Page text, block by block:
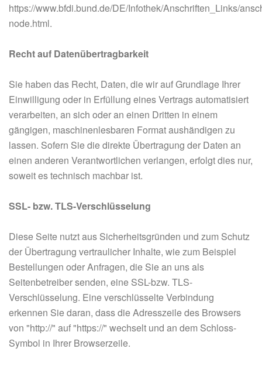
https://www.bfdi.bund.de/DE/Infothek/Anschriften_Links/
node.html.
Recht auf Datenübertragbarkeit
Sie haben das Recht, Daten, die wir auf Grundlage Ihrer
Einwilligung oder in Erfüllung eines Vertrags automatisiert
verarbeiten, an sich oder an einen Dritten in einem
gängigen, maschinenlesbaren Format aushändigen zu
lassen. Sofern Sie die direkte Übertragung der Daten an
einen anderen Verantwortlichen verlangen, erfolgt dies nur,
soweit es technisch machbar ist.
SSL- bzw. TLS-Verschlüsselung
Diese Seite nutzt aus Sicherheitsgründen und zum Schutz
der Übertragung vertraulicher Inhalte, wie zum Beispiel
Bestellungen oder Anfragen, die Sie an uns als
Seitenbetreiber senden, eine SSL-bzw. TLS-
Verschlüsselung. Eine verschlüsselte Verbindung
erkennen Sie daran, dass die Adresszeile des Browsers
von "http://" auf "https://" wechselt und an dem Schloss-
Symbol in Ihrer Browserzeile.